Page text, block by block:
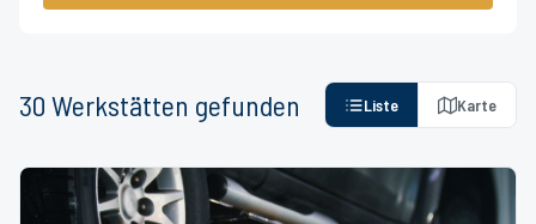
30 Werkstätten gefunden Liste Karte